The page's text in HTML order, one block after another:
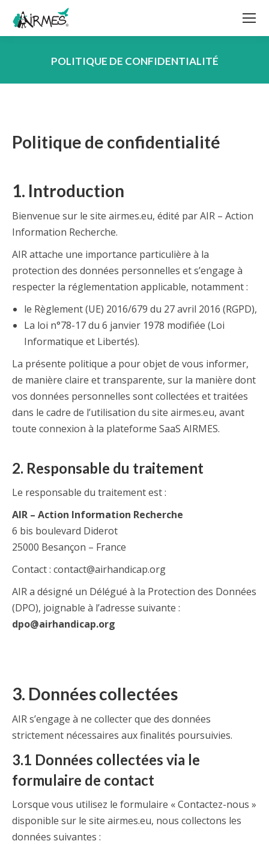
POLITIQUE DE CONFIDENTIALITÉ
Politique de confidentialité
1. Introduction
Bienvenue sur le site airmes.eu, édité par AIR – Action
Information Recherche.
AIR attache une importance particulière à la
protection des données personnelles et s’engage à
respecter la réglementation applicable, notamment :
le Règlement (UE) 2016/679 du 27 avril 2016 (RGPD),
La loi n°78-17 du 6 janvier 1978 modifiée (Loi
Informatique et Libertés).
La présente politique a pour objet de vous informer,
de manière claire et transparente, sur la manière dont
vos données personnelles sont collectées et traitées
dans le cadre de l’utilisation du site airmes.eu, avant
toute connexion à la plateforme SaaS AIRMES.
2. Responsable du traitement
Le responsable du traitement est :
AIR – Action Information Recherche
6 bis boulevard Diderot
25000 Besançon – France
Contact : contact@airhandicap.org
AIR a désigné un Délégué à la Protection des Données
(DPO), joignable à l’adresse suivante :
dpo@airhandicap.org
3. Données collectées
AIR s’engage à ne collecter que des données
strictement nécessaires aux finalités poursuivies.
3.1 Données collectées via le
formulaire de contact
Lorsque vous utilisez le formulaire « Contactez-nous »
disponible sur le site airmes.eu, nous collectons les
données suivantes :